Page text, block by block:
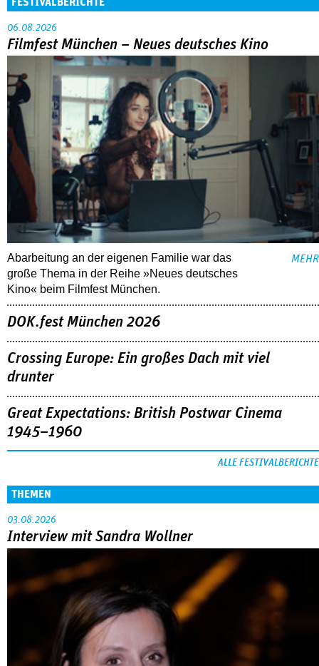
06.08.2026
Filmfest München – Neues deutsches Kino
Abarbeitung an der eigenen Familie war das
große Thema in der Reihe »Neues deutsches
Kino« beim Filmfest München.
MEHR
DOK.fest München 2026
Crossing Europe: Ein großes Dach mit viel
drunter
Great Expectations: British Postwar Cinema
1945–1960
ALLE FESTIVALBERICHTE
THEMEN
03.08.2026
Interview mit Sandra Wollner